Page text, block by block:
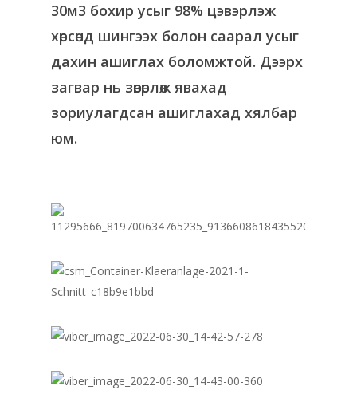
30м3 бохир усыг 98% цэвэрлэж
хөрсөнд шингээх болон саарал усыг
дахин ашиглах боломжтой. Дээрх
загвар нь зөөвөрлөж явахад
зориулагдсан ашиглахад хялбар
юм.